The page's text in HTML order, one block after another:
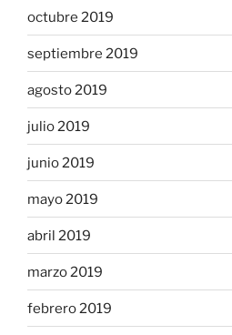
octubre 2019
septiembre 2019
agosto 2019
julio 2019
junio 2019
mayo 2019
abril 2019
marzo 2019
febrero 2019